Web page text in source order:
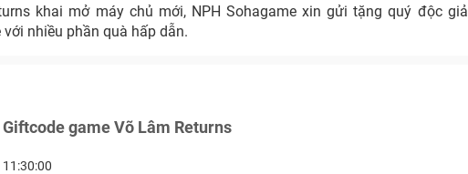
khai mở máy chủ mới, NPH Sohagame xin gửi tặng quý độc giả
nhiều phần quà hấp dẫn.
game Võ Lâm Returns